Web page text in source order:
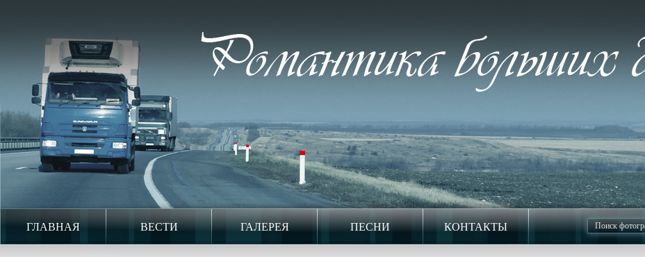
ГЛАВНАЯ ВЕСТИ ГАЛЕРЕЯ ПЕСНИ КОНТАКТЫ